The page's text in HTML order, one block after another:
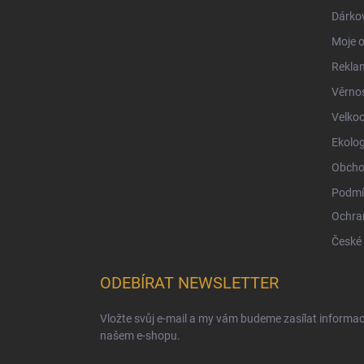
Moje
ODEBÍRAT NEWSLETTER
Vložte svůj e-mail a my vám budeme zasílat
našem e-shopu.